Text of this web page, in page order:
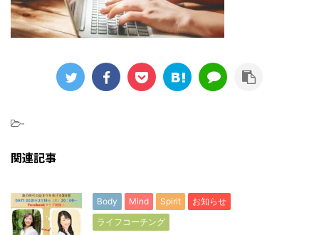
-
関連記事
Body Mind Spirit
お知らせ
ライフコーチング